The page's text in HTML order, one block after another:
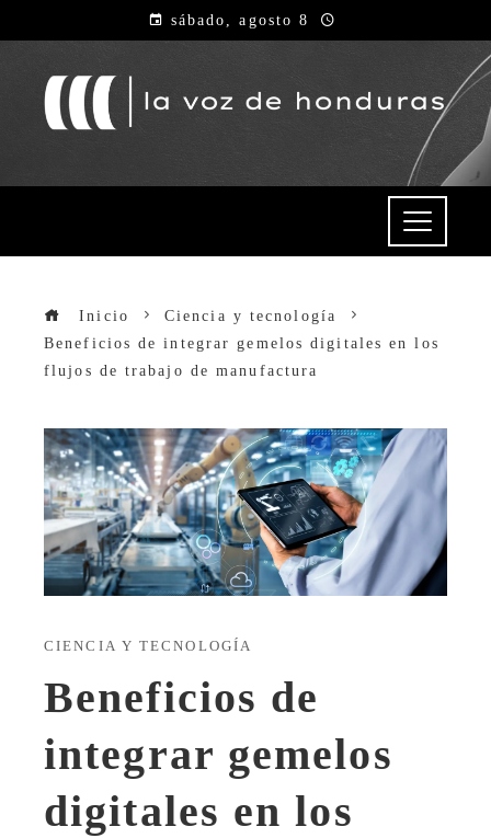
sábado, agosto 8
Inicio
Ciencia y tecnología
Beneficios de integrar gemelos digitales en los
flujos de trabajo de manufactura
CIENCIA Y TECNOLOGÍA
Beneficios de
integrar gemelos
digitales en los